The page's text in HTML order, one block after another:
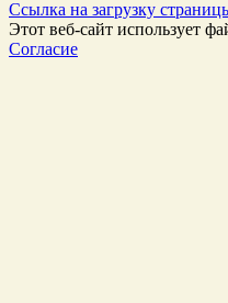
Ссылка на загрузку
Этот веб-сайт использует
Согласие